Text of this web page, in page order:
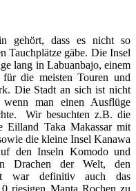
gehört, dass es nicht so
Tauchplätze gäbe. Die Insel
lang in Labuanbajo, einem
die meisten Touren und
Die Stadt an sich ist nicht
man einen Ausflüge
Wir besuchten z.B. die
Eilland Taka Makassar mit
die kleine Insel Kanawa
den Inseln Komodo und
Drachen der Welt, den
war definitiv auch das
riesigen Manta Rochen zu